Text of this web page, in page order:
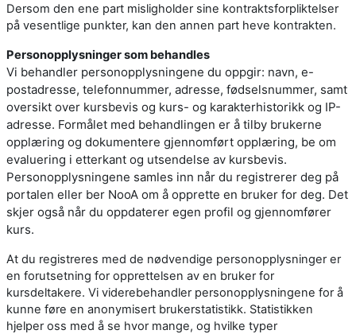
Dersom den ene part misligholder sine kontraktsforpliktelser
på vesentlige punkter, kan den annen part heve kontrakten.
Personopplysninger som behandles
Vi behandler personopplysningene du oppgir: navn, e-
postadresse, telefonnummer, adresse, fødselsnummer, samt
oversikt over kursbevis og kurs- og karakterhistorikk og IP-
adresse. Formålet med behandlingen er å tilby brukerne
opplæring og dokumentere gjennomført opplæring, be om
evaluering i etterkant og utsendelse av kursbevis.
Personopplysningene samles inn når du registrerer deg på
portalen eller ber NooA om å opprette en bruker for deg. Det
skjer også når du oppdaterer egen profil og gjennomfører
kurs.
At du registreres med de nødvendige personopplysninger er
en forutsetning for opprettelsen av en bruker for
kursdeltakere. Vi viderebehandler personopplysningene for å
kunne føre en anonymisert brukerstatistikk. Statistikken
hjelper oss med å se hvor mange, og hvilke typer